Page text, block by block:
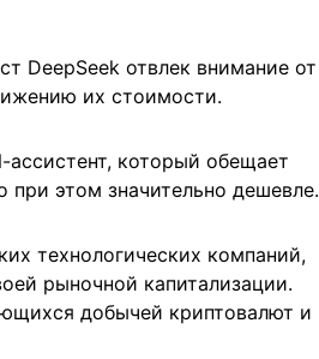
DeepSeek отвлек внимание от
их стоимости.
который обещает
этом значительно дешевле.
технологических компаний,
рыночной капитализации.
добычей криптовалют и